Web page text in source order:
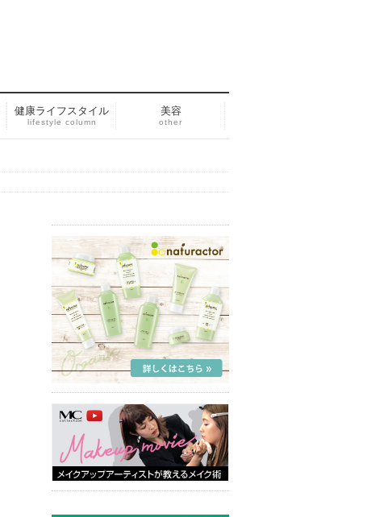
健康ライフスタイル
lifestyle column
美容
other